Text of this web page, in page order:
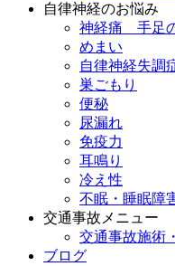
自律神経のお悩み
神経痛 手足
めまい
自律神経失調
巣ごもり
便秘
尿漏れ
免疫力
耳鳴り
冷え性
不眠・睡眠障
交通事故メニュー
交通事故施術
ブログ